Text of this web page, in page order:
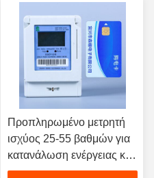
Προπληρωμένο μετρητή
ισχύος 25-55 βαθμών για
κατανάλωση ενέργειας και
γραμμή χαμηλής τάσης